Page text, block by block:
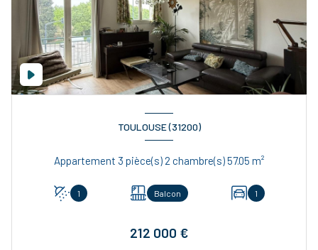
TOULOUSE (31200)
Appartement 3 pièce(s) 2 chambre(s) 57.05 m²
1 Balcon 1
212 000 €